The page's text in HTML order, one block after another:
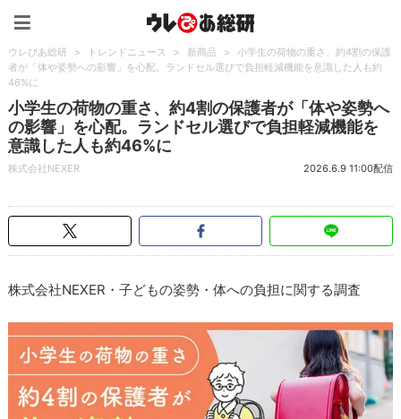
ウレぴあ総研 > トレンドニュース > 新商品 >
小学生の荷物の重さ、約4割の保護
者が「体や姿勢への影響」を心配。ランドセル選びで負担軽減機能を意識した人も約
46%に
小学生の荷物の重さ、約4割の保護者が「体や姿勢へ
の影響」を心配。ランドセル選びで負担軽減機能を
意識した人も約46%に
株式会社NEXER 2026.6.9 11:00配信
株式会社NEXER・子どもの姿勢・体への負担に関する調査